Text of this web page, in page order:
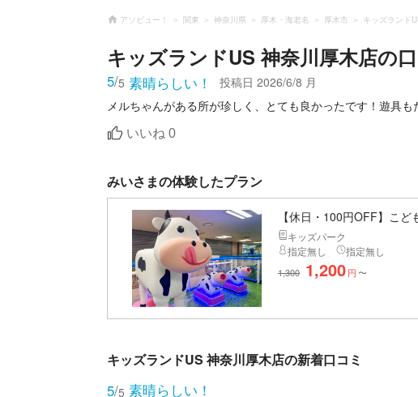
アソビュー！ 関東 神奈川県 厚木・海老名 厚木市 キッズランド
キッズランドUS 神奈川厚木店の
5/5 素晴らしい！ 投稿日 2026/6/8 月
メルちゃんがある所が珍しく、とても良かったです！遊具も
いいね 0
みいさまの体験したプラン
【休日・100円OFF】こ
キッズパーク
指定無し
指定無し
1,300 1,200円 〜
キッズランドUS 神奈川厚木店の新着口コミ
5/5 素晴らしい！